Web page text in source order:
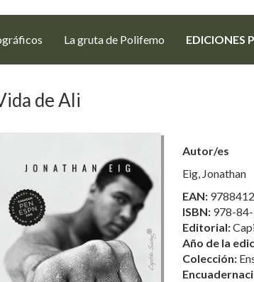
La gruta de Polifemo EDICIONES
de Ali
Autor/es
Eig, Jonathan
EAN:
ISBN: 978-
Editorial:
Año de la
Colección: